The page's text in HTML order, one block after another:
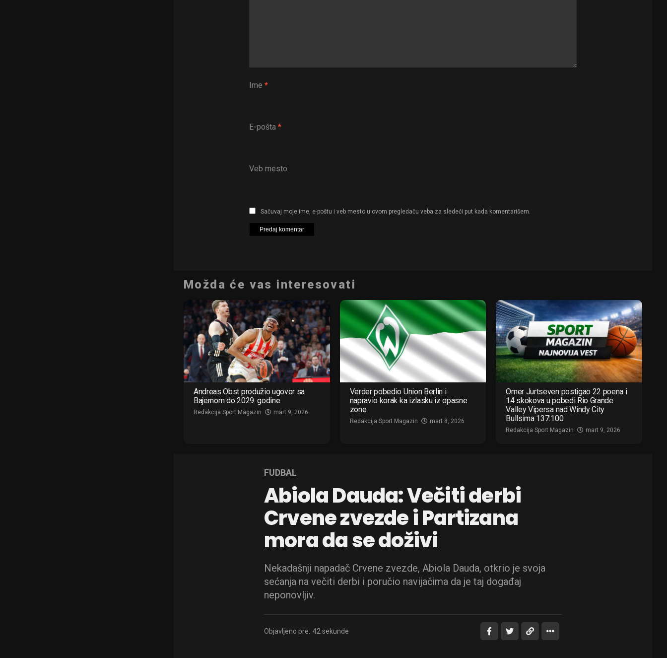
Ime *
E-pošta *
Veb mesto
Sačuvaj moje ime, e-poštu i veb mesto u ovom pregledaču veba za sledeći put kada komentarišem.
Možda će vas interesovati
Andreas Obst produžio ugovor sa
Bajernom do 2029. godine
Redakcija Sport Magazin mart 9, 2026
Verder pobedio Union Berlin i
napravio korak ka izlasku iz opasne
zone
Redakcija Sport Magazin mart 8, 2026
Omer Jurtseven postigao 22 poena i
14 skokova u pobedi Rio Grande
Valley Vipersa nad Windy City
Bullsima 137:100
Redakcija Sport Magazin mart 9, 2026
FUDBAL
Abiola Dauda: Večiti derbi
Crvene zvezde i Partizana
mora da se doživi
Nekadašnji napadač Crvene zvezde, Abiola Dauda, otkrio je svoja
sećanja na večiti derbi i poručio navijačima da je taj događaj
neponovljiv.
Objavljeno pre: 42 sekunde